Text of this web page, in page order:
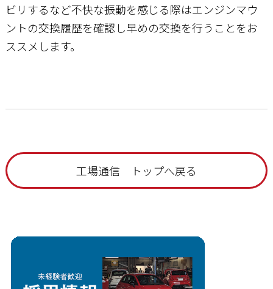
ビリするなど不快な振動を感じる際はエンジンマウ
ントの交換履歴を確認し早めの交換を行うことをお
ススメします。
工場通信 トップへ戻る